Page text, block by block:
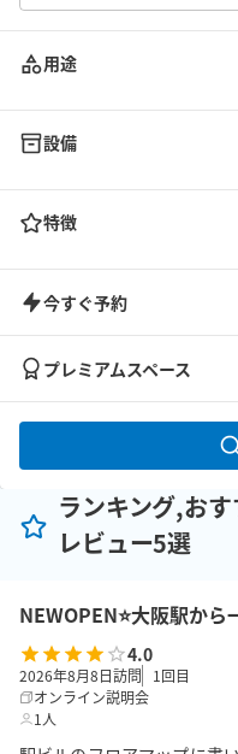
用途
設備
特徴
今すぐ予約
プレミアムスペース
ランキング,お
レビュー5選
4.0
2026年8月8日訪問 1 回目
オンライン説明会
1人